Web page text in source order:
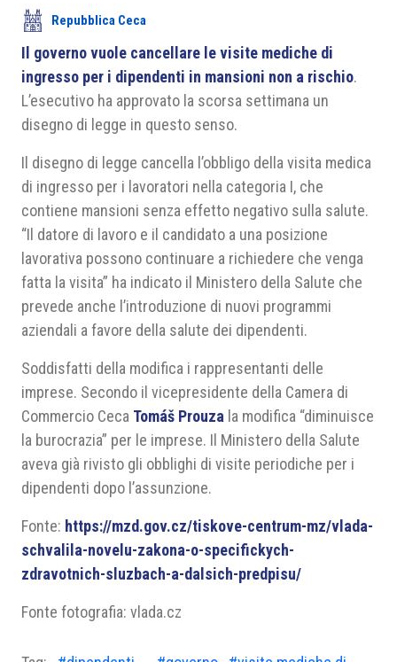
Area riservata
Repubblica Ceca
Il governo vuole cancellare le visite mediche di
ingresso per i dipendenti in mansioni non a rischio.
L’esecutivo ha approvato la scorsa settimana un
disegno di legge in questo senso.
Il disegno di legge cancella l’obbligo della visita medica
di ingresso per i lavoratori nella categoria I, che
contiene mansioni senza effetto negativo sulla salute.
“Il datore di lavoro e il candidato a una posizione
lavorativa possono continuare a richiedere che venga
fatta la visita” ha indicato il Ministero della Salute che
prevede anche l’introduzione di nuovi programmi
aziendali a favore della salute dei dipendenti.
Soddisfatti della modifica i rappresentanti delle
imprese. Secondo il vicepresidente della Camera di
Commercio Ceca Tomáš Prouza la modifica “diminuisce
la burocrazia” per le imprese. Il Ministero della Salute
aveva già rivisto gli obblighi di visite periodiche per i
dipendenti dopo l’assunzione.
Fonte: https://mzd.gov.cz/tiskove-centrum-mz/vlada-
schvalila-novelu-zakona-o-specifickych-
zdravotnich-sluzbach-a-dalsich-predpisu/
Fonte fotografia: vlada.cz